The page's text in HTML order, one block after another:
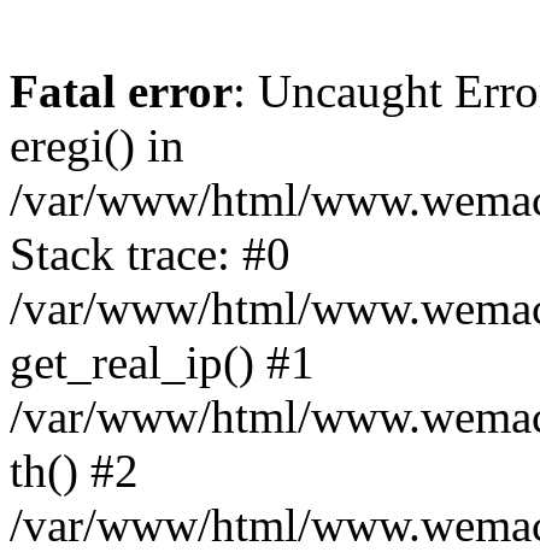
Fatal error: Uncaught
eregi() in
/var/www/html/
Stack trace: #0
/var/www/html/
get_real_ip() #1
/var/www/html/
th() #2
/var/www/html/